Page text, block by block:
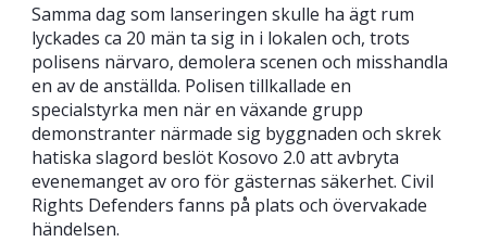
Samma dag som lanseringen skulle ha ägt rum
lyckades ca 20 män ta sig in i lokalen och, trots
polisens närvaro, demolera scenen och misshandla
en av de anställda. Polisen tillkallade en
specialstyrka men när en växande grupp
demonstranter närmade sig byggnaden och skrek
hatiska slagord beslöt Kosovo 2.0 att avbryta
evenemanget av oro för gästernas säkerhet. Civil
Rights Defenders fanns på plats och övervakade
händelsen.